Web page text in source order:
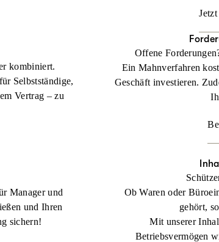
kombiniert.
Selbstständige,
Vertrag – zu
Offene
Ein Mahnverfahren
Geschäft investieren.
Manager und
und Ihren
sichern!
Ob Waren oder
gehört,
Mit unserer
Betriebsvermögen